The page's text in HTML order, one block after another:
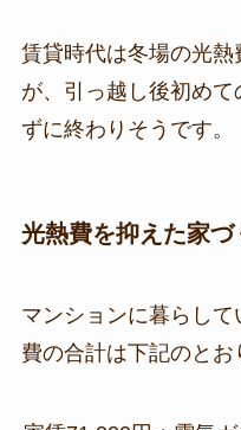
賃貸時代は冬場の光
が、引っ越し後初めて
ずに終わりそうです。
光熱費を抑えた家づ
マンションに暮らし
費の合計は下記のとお